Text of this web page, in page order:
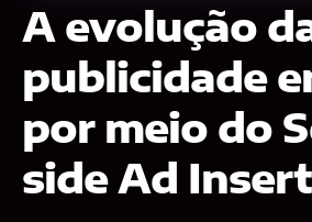
A evolução
publicidade
por meio do
side Ad